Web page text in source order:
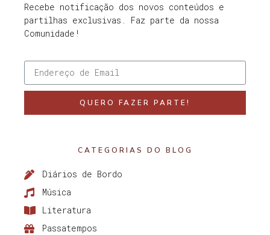
Recebe notificação dos novos conteúdos e
partilhas exclusivas. Faz parte da nossa
Comunidade!
QUERO FAZER PARTE!
CATEGORIAS DO BLOG
Diários de Bordo
Música
Literatura
Passatempos